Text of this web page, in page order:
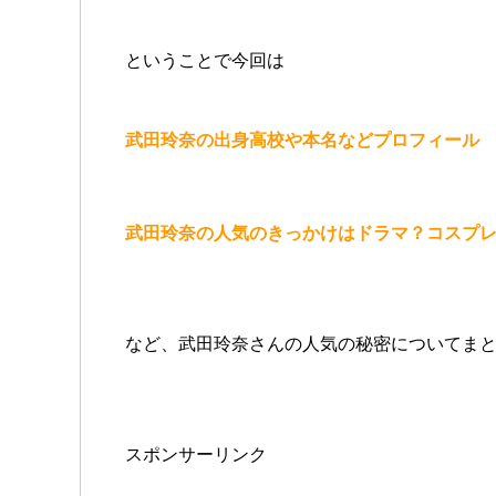
ということで今回は
武田玲奈の出身高校や本名などプロフィール
武田玲奈の人気のきっかけはドラマ？コスプ
など、武田玲奈さんの人気の秘密についてま
スポンサーリンク